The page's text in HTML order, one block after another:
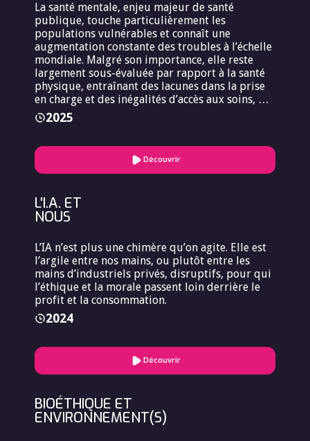
La santé mentale, enjeu majeur de santé
publique, touche particulièrement les
populations vulnérables et connaît une
augmentation constante des troubles à l’échelle
mondiale. Malgré son importance, elle reste
largement sous-évaluée par rapport à la santé
physique, entraînant des lacunes dans la prise
en charge et des inégalités d’accès aux soins, un
sujet central exploré cette année au Forum
Européen de Bioéthique.
2025
Découvrir
L'I.A. ET
NOUS
L’IA n’est plus une chimère qu’on agite. Elle est
l’argile entre nos mains, ou plutôt entre les
mains d’industriels privés, disruptifs, pour qui
l’éthique et la morale passent loin derrière le
profit et la consommation.
2024
Découvrir
BIOÉTHIQUE ET
ENVIRONNEMENT(S)